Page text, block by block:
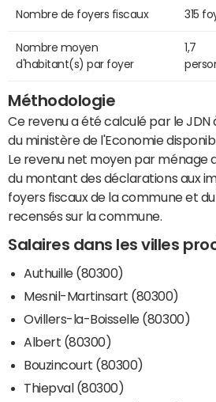
Nombre de foyers fiscaux 315
Nombre moyen
d'habitant(s) par foyer
1,7
Méthodologie
Ce revenu a été calculé par le JDN
du ministère de l'Economie
Le revenu net moyen par ménage
du montant des déclarations aux
foyers fiscaux de la commune et
recensés sur la commune.
Salaires dans les villes
Authuille (80300)
Mesnil-Martinsart (80300)
Ovillers-la-Boisselle (80300)
Albert (80300)
Bouzincourt (80300)
Thiepval (80300)